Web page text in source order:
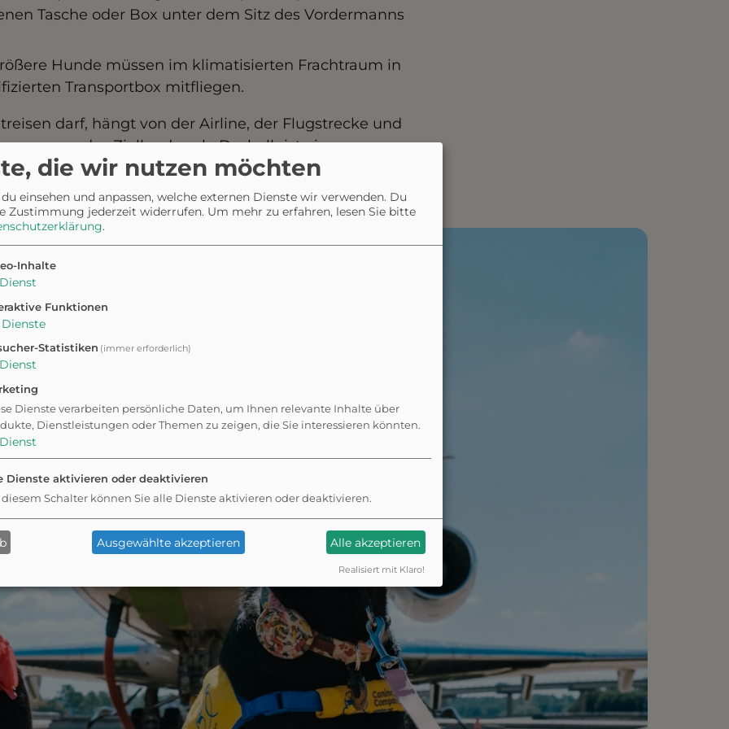
Tasche oder Box unter dem Sitz des Vordermanns
Hunde müssen im klimatisierten Frachtraum in
Transportbox mitfliegen.
darf, hängt von der Airline, der Flugstrecke und
des Ziellandes ab. Deshalb ist eine
unerlässlich.
die wir nutzen möchten
einsehen und anpassen, welche externen Dienste wir verwenden. Du
Zustimmung jederzeit widerrufen. Um mehr zu erfahren, lesen Sie bitte
.
Inhalte
Dienst
Funktionen
Dienste
Statistiken (immer erforderlich)
Dienst
Dienste verarbeiten persönliche Daten, um Ihnen relevante Inhalte über
Dienstleistungen oder Themen zu zeigen, die Sie interessieren könnten.
Dienst
Dienste aktivieren oder deaktivieren
diesem Schalter können Sie alle Dienste aktivieren oder deaktivieren.
Ausgewählte akzeptieren Alle akzeptieren
Realisiert mit Klaro!